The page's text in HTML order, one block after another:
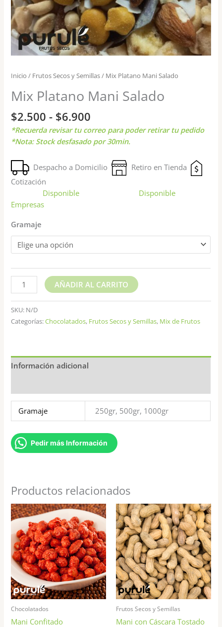
Inicio / Frutos Secos y Semillas/ Mix Platano Mani Salado
Mix Platano Mani Salado
$2.500 - $6.900
*Recuerda revisar tu correo para poder retirar tu pedido
*Nota: Stock desfasado por 30min.
Despacho a Domicilio
Retiro en Tienda
Cotización
Disponible
Disponible
Empresas
Gramaje
AÑADIR AL CARRITO
SKU: N/D
Categorías:Chocolatados, Frutos Secos y Semillas, Mix de Frutos
Información adicional
Gramaje 250gr, 500gr, 1000gr
Pedir más Información
Productos relacionados
Chocolatados
Mani Confitado
Rango
de
precios:
desde
$1.500
hasta
$3.900
Este
producto
tiene
múltiples
variantes.
Las
opciones
se
pueden
elegirFrutos Secos y Semillas
Mani con Cáscara Tostado
Rango
de
precios:
desde
$1.900
hasta
$3.000
Las
se